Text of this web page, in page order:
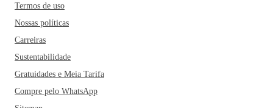
Termos de uso
Nossas políticas
Carreiras
Sustentabilidade
Gratuidades e Meia Tarifa
Compre pelo WhatsApp